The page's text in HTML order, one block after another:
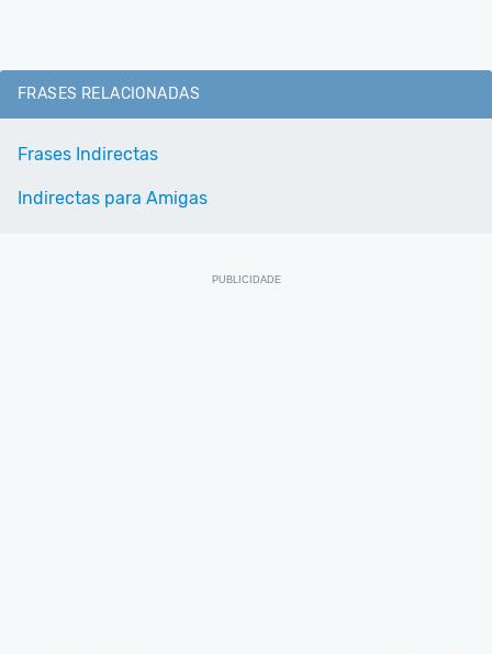
FRASES RELACIONADAS
Frases Indirectas
Indirectas para Amigas